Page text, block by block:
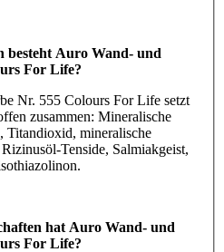
besteht Auro Wand- und
For Life?
Nr. 555 Colours For Life setzt
zusammen: Mineralische
Titandioxid, mineralische
Tenside, Salmiakgeist,
hat Auro Wand- und
For Life?